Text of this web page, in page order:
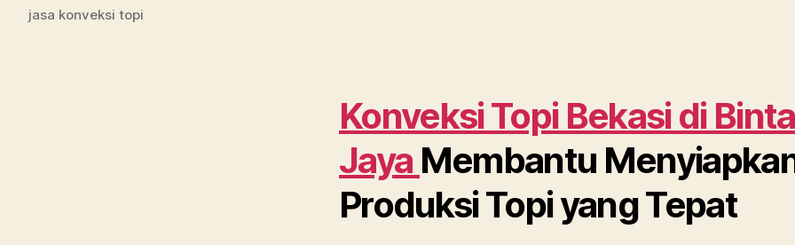
jasa konveksi topi
Konveksi Topi Bekasi di
Jaya Membantu
Produksi Topi yang Tepat